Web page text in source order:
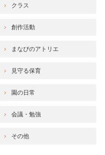
クラス
創作活動
まなびのアトリエ
見守る保育
園の日常
会議・勉強
その他